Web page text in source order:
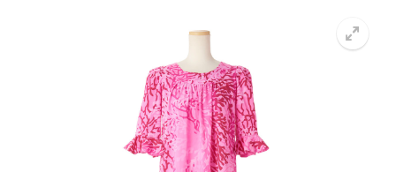
宅配レンタルについて
宅配レンタル商品一覧
来店試着